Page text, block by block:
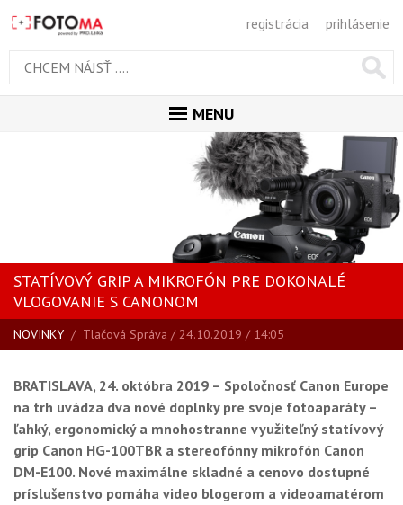
registrácia prihlásenie
MENU
ÚVOD
MAGAZÍN
VŠETKY ČLÁNKY
RECENZIE
NOVINKY
BLOG
SPRIEVODCA KÚPOU
ŠKOLA FOTOGRAFIE
GALÉRIA
PORADŇA
SÚŤAŽE
STATÍVOVÝ GRIP A MIKROFÓN PRE DOKONALÉ
VLOGOVANIE S CANONOM
NOVINKY / Tlačová Správa / 24.10.2019 / 14:05
BRATISLAVA, 24. októbra 2019 – Spoločnosť Canon Europe
na trh uvádza dva nové doplnky pre svoje fotoaparáty –
ľahký, ergonomický a mnohostranne využiteľný statívový
grip Canon HG-100TBR a stereofónny mikrofón Canon
DM-E100. Nové maximálne skladné a cenovo dostupné
príslušenstvo pomáha video blogerom a videoamatérom